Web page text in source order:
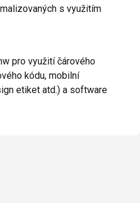
s využitím
pro využití čárového
kódu, mobilní
etiket atd.) a software